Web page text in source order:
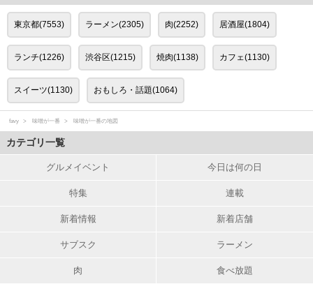
東京都(7553) ラーメン(2305) 肉(2252) 居酒屋(1804)
ランチ(1226) 渋谷区(1215) 焼肉(1138) カフェ(1130)
スイーツ(1130) おもしろ・話題(1064)
favy 味噌が一番 味噌が一番の地図
カテゴリ一覧
グルメイベント 今日は何の日
特集 連載
新着情報 新着店舗
サブスク ラーメン
肉 食べ放題